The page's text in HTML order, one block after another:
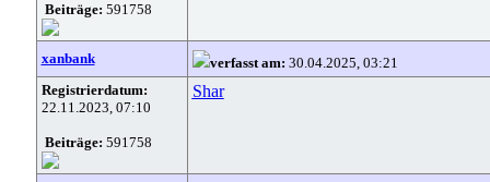
Beiträge: 591758
xanbank verfasst am: 30.04.2025, 03:21
Registrierdatum:
22.11.2023, 07:10
Beiträge: 591758
Shar